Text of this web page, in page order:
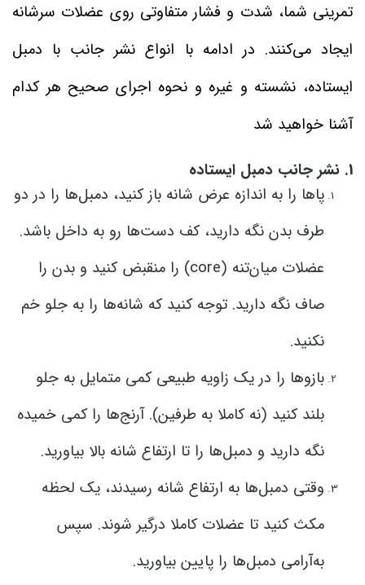
تمرینی شما، شدت و فشار متفاوتی روی عضلات سرشانه
ایجاد می‌کنند. در ادامه با انواع نشر جانب با دمبل
ایستاده، نشسته و غیره و نحوه اجرای صحیح هر کدام
آشنا خواهید شد
1. نشر جانب دمبل ایستاده
پاها را به اندازه عرض شانه باز کنید، دمبل‌ها را در دو
طرف بدن نگه دارید، کف دست‌ها رو به داخل باشد.
عضلات میان‌تنه (core) را منقبض کنید و بدن را
صاف نگه دارید. توجه کنید که شانه‌ها را به جلو خم
نکنید.
بازوها را در یک زاویه طبیعی کمی متمایل به جلو
بلند کنید (نه کاملا به طرفین). آرنج‌ها را کمی خمیده
نگه دارید و دمبل‌ها را تا ارتفاع شانه بالا بیاورید.
وقتی دمبل‌ها به ارتفاع شانه رسیدند، یک لحظه
مکث کنید تا عضلات کاملا درگیر شوند. سپس
به‌آرامی دمبل‌ها را پایین بیاورید.